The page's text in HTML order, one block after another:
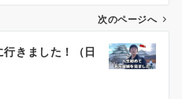
次のページへ
きました！（日